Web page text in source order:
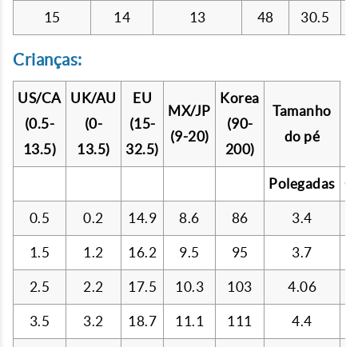
15 14 13 48 30.5
Crianças:
US/CA
(0.5-
13.5)
UK/AU
(0-
13.5)
EU
(15-
32.5)
MX/JP
(9-20)
Korea
(90-
200)
Tamanho
do pé
Polegadas
0.5 0.2 14.9 8.6 86 3.4
1.5 1.2 16.2 9.5 95 3.7
2.5 2.2 17.5 10.3 103 4.06
3.5 3.2 18.7 11.1 111 4.4